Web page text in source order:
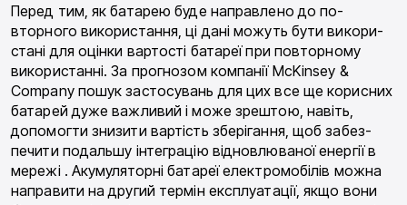
Перед тим, як батарею буде направлено до по­
вторного використання, ці дані можуть бути викори­
стані для оцінки вартості батареї при повторному
використанні. За прогнозом компанії McKinsey &
Company пошук застосувань для цих все ще корис­них
батарей дуже важливий і може зрештою, навіть,
допомогти знизити вартість зберігання, щоб забез­
печити подальшу інтеграцію відновлюваної енергії в
мережі . Акумуляторні батареї електромобілів можна
направити на другий термін експлуатації, якщо вони